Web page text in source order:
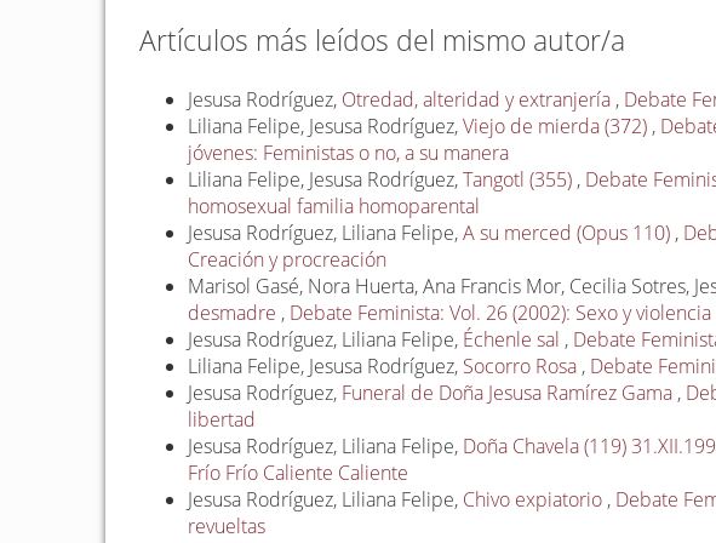
Artículos más leídos del mismo autor/a
Jesusa Rodríguez, Otredad, alteridad y extranjería , Debate
Liliana Felipe, Jesusa Rodríguez,Viejo de mierda (372) ,
jóvenes: Feministas o no, a su manera
Liliana Felipe, Jesusa Rodríguez,Tangotl (355) , Debate
homosexual familia homoparental
Jesusa Rodríguez, Liliana Felipe,A su merced (Opus 110) ,
Creación y procreación
Marisol Gasé, Nora Huerta, Ana Francis Mor, Cecilia Sotres,
desmadre , Debate Feminista: Vol. 26 (2002): Sexo y violencia
Jesusa Rodríguez, Liliana Felipe, Échenle sal , Debate
Liliana Felipe, Jesusa Rodríguez, Socorro Rosa , Debate
Jesusa Rodríguez, Funeral de Doña Jesusa Ramírez Gama ,
libertad
Jesusa Rodríguez, Liliana Felipe, Doña Chavela (119)
Frío Frío Caliente Caliente
Jesusa Rodríguez, Liliana Felipe, Chivo expiatorio , Debate
revueltas